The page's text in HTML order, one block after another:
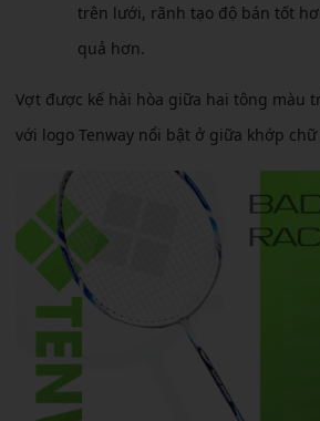
trên lưới, rãnh tạo độ bán tốt
quả hơn.
Vợt được kế hài hòa giữa hai tông màu
với logo Tenway nổi bật ở giữa khớp chữ